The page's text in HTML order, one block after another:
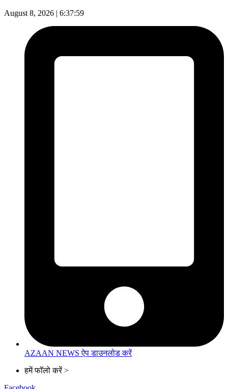
August 8, 2026 | 6:38:00
AZAAN NEWS ऐप डाउनलोड करें
हमें फॉलो करें >